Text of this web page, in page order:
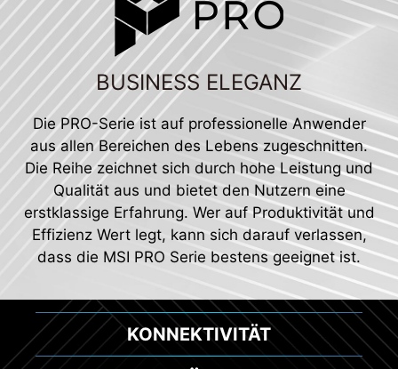
BUSINESS ELEGANZ
Die PRO-Serie ist auf professionelle Anwender
aus allen Bereichen des Lebens zugeschnitten.
Die Reihe zeichnet sich durch hohe Leistung und
Qualität aus und bietet den Nutzern eine
erstklassige Erfahrung. Wer auf Produktivität und
Effizienz Wert legt, kann sich darauf verlassen,
dass die MSI PRO Serie bestens geeignet ist.
KONNEKTIVITÄT